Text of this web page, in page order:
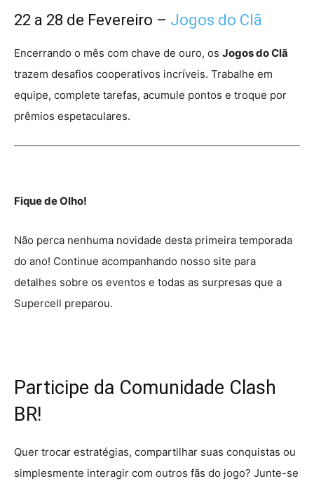
22 a 28 de Fevereiro – Jogos do Clã
Encerrando o mês com chave de ouro, os Jogos do Clã
trazem desafios cooperativos incríveis. Trabalhe em
equipe, complete tarefas, acumule pontos e troque por
prêmios espetaculares.
Fique de Olho!
Não perca nenhuma novidade desta primeira temporada
do ano! Continue acompanhando nosso site para
detalhes sobre os eventos e todas as surpresas que a
Supercell preparou.
Participe da Comunidade Clash
BR!
Quer trocar estratégias, compartilhar suas conquistas ou
simplesmente interagir com outros fãs do jogo? Junte-se